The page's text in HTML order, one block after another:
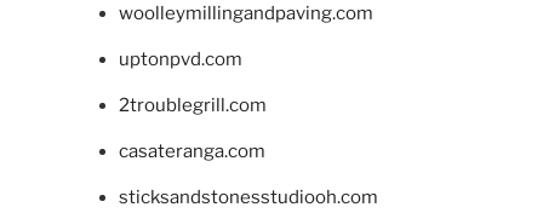
woolleymillingandpaving.com
uptonpvd.com
2troublegrill.com
casateranga.com
sticksandstonesstudiooh.com